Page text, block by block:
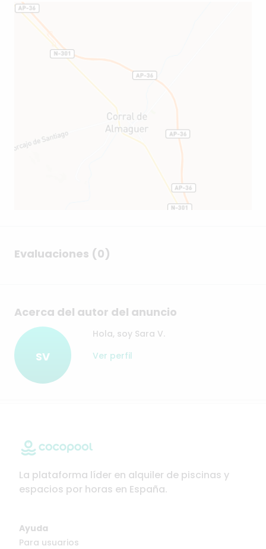
Evaluaciones (0)
Acerca del autor del anuncio
SV
Hola, soy Sara V.
Ver perfil
La plataforma líder en alquiler de piscinas y
espacios por horas en España.
Ayuda
Para usuarios